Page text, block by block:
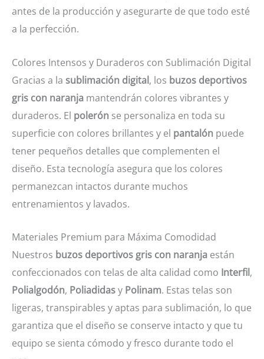
antes de la producción y asegurarte de que todo esté
a la perfección.
Colores Intensos y Duraderos con Sublimación Digital
Gracias a la sublimación digital, los buzos deportivos
gris con naranja mantendrán colores vibrantes y
duraderos. El polerón se personaliza en toda su
superficie con colores brillantes y el pantalón puede
tener pequeños detalles que complementen el
diseño. Esta tecnología asegura que los colores
permanezcan intactos durante muchos
entrenamientos y lavados.
Materiales Premium para Máxima Comodidad
Nuestros buzos deportivos gris con naranja están
confeccionados con telas de alta calidad como Interfil,
Polialgodón, Poliadidasy Polinam. Estas telas son
ligeras, transpirables y aptas para sublimación, lo que
garantiza que el diseño se conserve intacto y que tu
equipo se sienta cómodo y fresco durante todo el